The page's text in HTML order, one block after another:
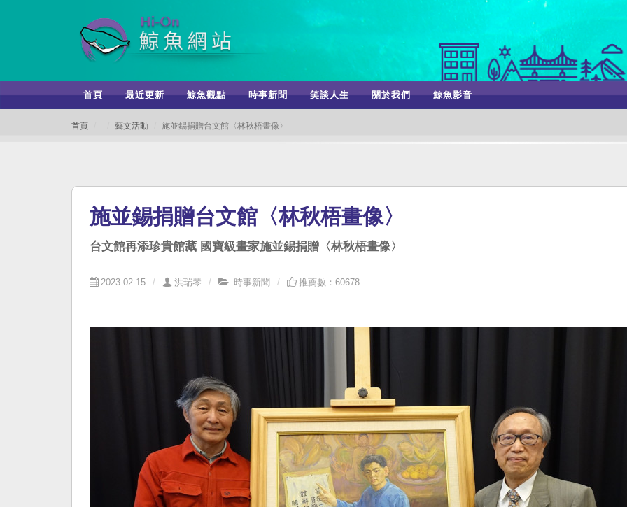
首頁 最近更新 鯨魚觀點 時事新聞 笑談人生 關於我們 鯨魚影音
首頁 藝文活動 施並錫捐贈台文館〈林秋梧畫像〉
施並錫捐贈台文館〈林秋梧畫像〉
台文館再添珍貴館藏 國寶級畫家施並錫捐贈〈林秋梧畫像〉
2023-02-15 洪瑞琴 時事新聞 推薦數：60678